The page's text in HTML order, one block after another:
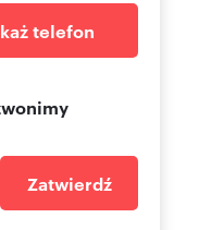
telefon
Zatwierdź